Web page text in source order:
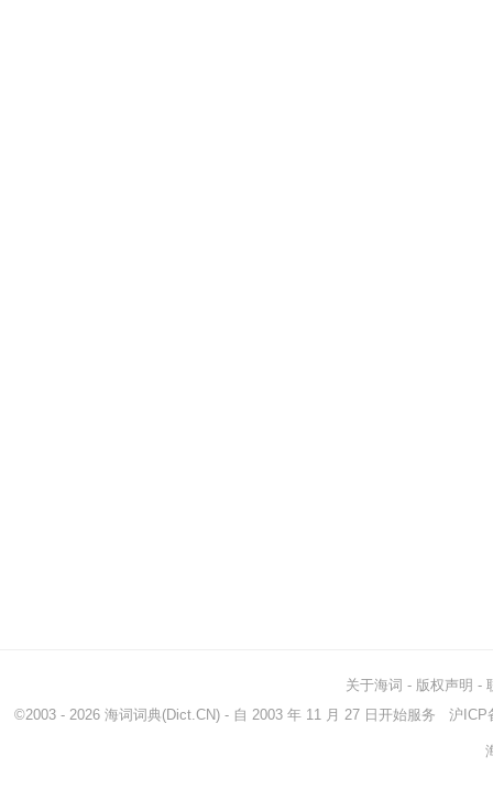
关于海词 - 版权声明 -
©2003 - 2026 海词词典(Dict.CN) - 自 2003 年 11 月 27 日开始服务 沪ICP